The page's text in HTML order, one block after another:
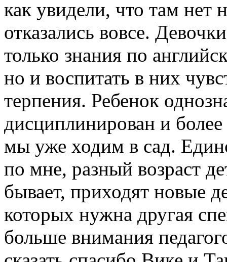
как увидели, что там
отказались вовсе.
только знания по
но и воспитать в них
терпения. Ребенок
дисциплинирован и более
мы уже ходим в сад.
по мне, разный возраст
бывает, приходят новые
которых нужна другая
больше внимания